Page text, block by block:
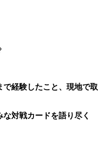
経験したこと、現地で取
対戦カードを語り尽く